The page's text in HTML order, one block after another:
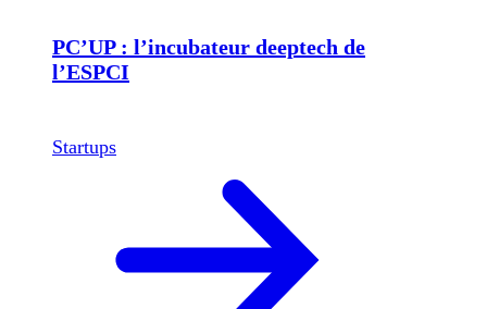
PC’UP : l’incubateur deeptech de
l’ESPCI
Startups